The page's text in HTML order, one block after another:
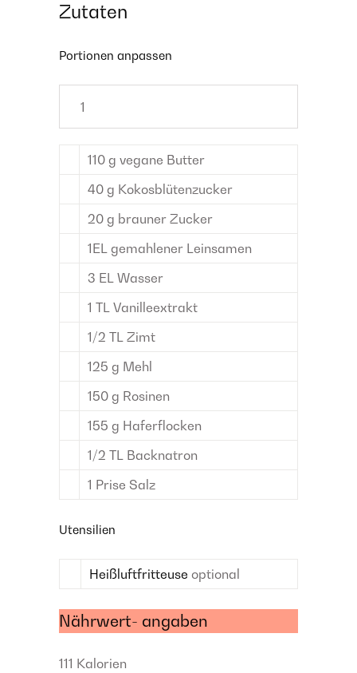
Zutaten
Portionen anpassen
110 g vegane Butter
40 g Kokosblütenzucker
20 g brauner Zucker
1EL gemahlener Leinsamen
3 EL Wasser
1 TL Vanilleextrakt
1/2 TL Zimt
125 g Mehl
150 g Rosinen
155 g Haferflocken
1/2 TL Backnatron
1 Prise Salz
Utensilien
Heißluftfritteuse optional
Nährwert- angaben
111 Kalorien